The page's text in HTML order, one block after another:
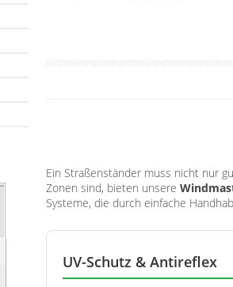
Ein Straßenständer muss nicht nur
Zonen sind, bieten unsere
Systeme, die durch einfache
UV-Schutz & Antireflex